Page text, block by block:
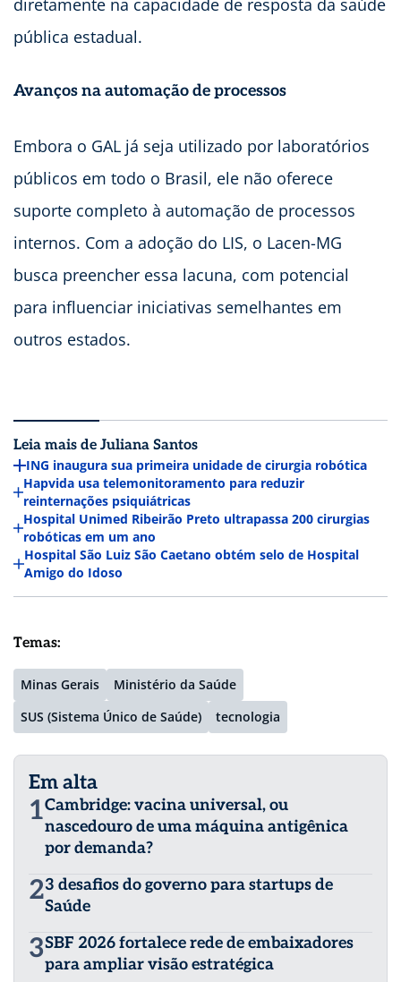
diretamente na capacidade de resposta da saúde
pública estadual.
Avanços na automação de processos
Embora o GAL já seja utilizado por laboratórios
públicos em todo o Brasil, ele não oferece
suporte completo à automação de processos
internos. Com a adoção do LIS, o Lacen-MG
busca preencher essa lacuna, com potencial
para influenciar iniciativas semelhantes em
outros estados.
Leia mais de Juliana Santos
ING inaugura sua primeira unidade de cirurgia robótica
Hapvida usa telemonitoramento para reduzir
reinternações psiquiátricas
Hospital Unimed Ribeirão Preto ultrapassa 200 cirurgias
robóticas em um ano
Hospital São Luiz São Caetano obtém selo de Hospital
Amigo do Idoso
Temas:
Minas Gerais
Ministério da Saúde
SUS (Sistema Único de Saúde)
tecnologia
Em alta
1Cambridge: vacina universal, ou
nascedouro de uma máquina antigênica
por demanda?
23 desafios do governo para startups de
Saúde
3SBF 2026 fortalece rede de embaixadores
para ampliar visão estratégica